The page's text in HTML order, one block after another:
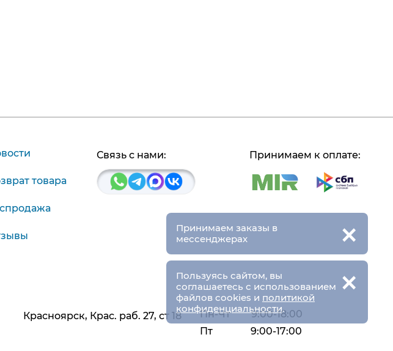
товара
Связь с нами: Принимаем к оплате:
Красноярск, Крас. раб. 27, ст 18 Пн-Чт
9:00-18:00
Пт
9:00-17:00
Пользуясь сайтом, вы
соглашаетесь с использованием
файлов cookies и политикой
конфиденциальности.
×
Принимаем заказы в
мессенджерах
×